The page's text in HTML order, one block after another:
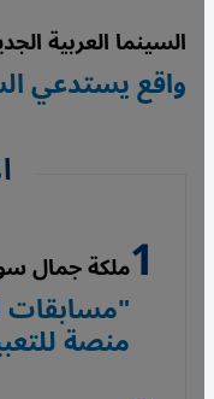
السينما العربية
واقع يستدعي
ملكة جمال سوريا
"مسابقات
منصة